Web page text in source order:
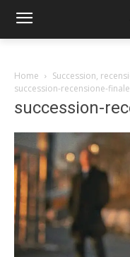
Home
Succession,
succession-recensione-
succession-